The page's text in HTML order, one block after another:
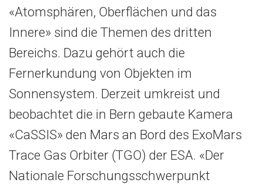
«Atomsphären, Oberflächen und das
Innere» sind die Themen des dritten
Bereichs. Dazu gehört auch die
Fernerkundung von Objekten im
Sonnensystem. Derzeit umkreist und
beobachtet die in Bern gebaute Kamera
«CaSSIS» den Mars an Bord des ExoMars
Trace Gas Orbiter (TGO) der ESA. «Der
Nationale Forschungsschwerpunkt